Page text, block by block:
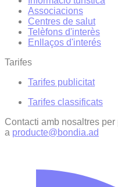
Associacions
Centres de salut
Telèfons d'interès
Enllaços d'interés
Tarifes
Tarifes publicitat
Tarifes classificats
Contacti amb nosaltres
a producte@bondia.ad